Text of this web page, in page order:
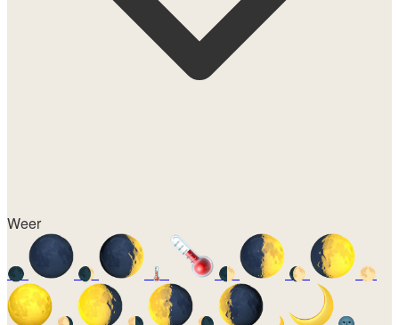
Weer
🌑 🌒 🌡️ 🌓 🌔 🌕